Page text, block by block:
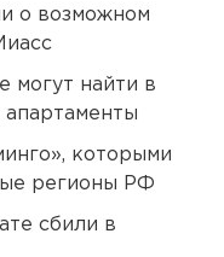
о возможном
могут найти в
апартаменты
которыми
регионы РФ
сбили в